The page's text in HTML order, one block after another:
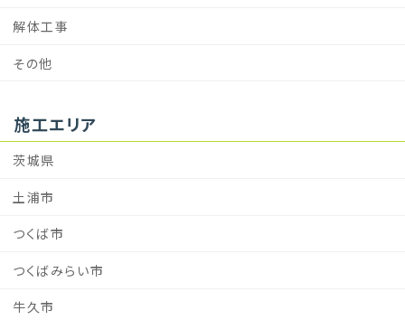
解体工事
その他
施工エリア
茨城県
土浦市
つくば市
つくばみらい市
牛久市